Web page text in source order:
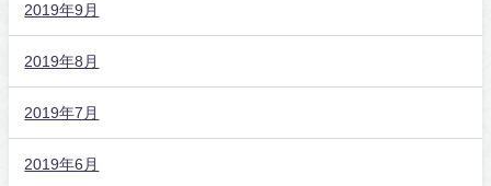
2019年9月
2019年8月
2019年7月
2019年6月